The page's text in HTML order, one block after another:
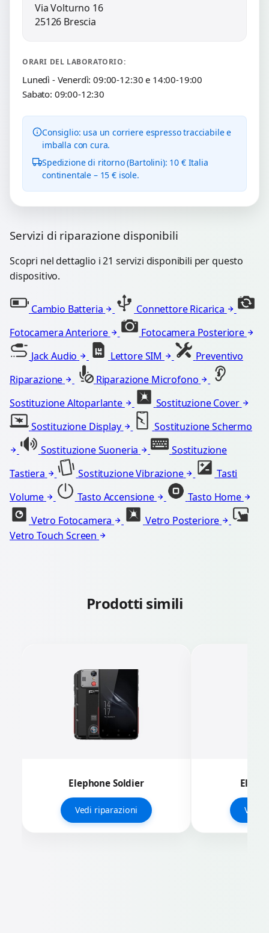
Via Volturno 16
25126 Brescia
ORARI DEL LABORATORIO:
Lunedì - Venerdì: 09:00-12:30 e 14:00-19:00
Sabato: 09:00-12:30
Consiglio: usa un corriere espresso tracciabile e
imballa con cura.
Spedizione di ritorno (Bartolini): 10 € Italia
continentale – 15 € isole.
Servizi di riparazione disponibili
Scopri nel dettaglio i 21 servizi disponibili per questo
dispositivo.
Cambio Batteria
Connettore Ricarica
Fotocamera Anteriore
Fotocamera Posteriore
Jack Audio
Lettore SIM
Preventivo
Riparazione
Riparazione Microfono
Sostituzione Altoparlante
Sostituzione Cover
Sostituzione Display
Sostituzione Schermo
Sostituzione Suoneria
Sostituzione
Tastiera
Sostituzione Vibrazione
Tasti
Volume
Tasto Accensione
Tasto Home
Vetro Fotocamera
Vetro Posteriore
Vetro Touch Screen
Prodotti simili
Elephone Soldier
Vedi riparazioni Vedi